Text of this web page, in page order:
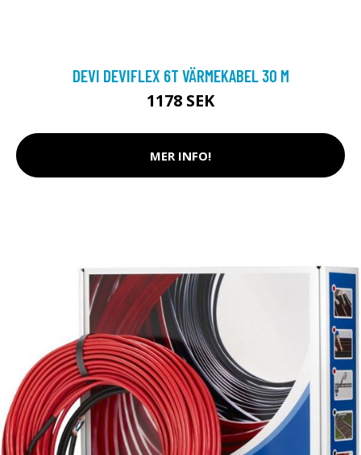
DEVI DEVIFLEX 6T VÄRMEKABEL 30 M
1178 SEK
MER INFO!